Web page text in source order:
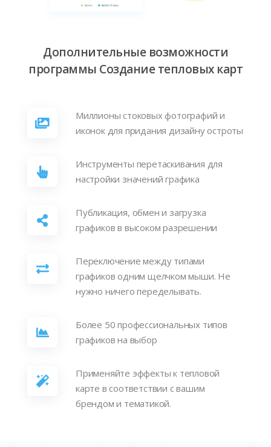
Дополнительные возможности
программы Создание тепловых карт
Миллионы стоковых фотографий и
иконок для придания дизайну остроты
Инструменты перетаскивания для
настройки значений графика
Публикация, обмен и загрузка
графиков в высоком разрешении
Переключение между типами
графиков одним щелчком мыши. Не
нужно ничего переделывать.
Более 50 профессиональных типов
графиков на выбор
Применяйте эффекты к тепловой
карте в соответствии с вашим
брендом и тематикой.